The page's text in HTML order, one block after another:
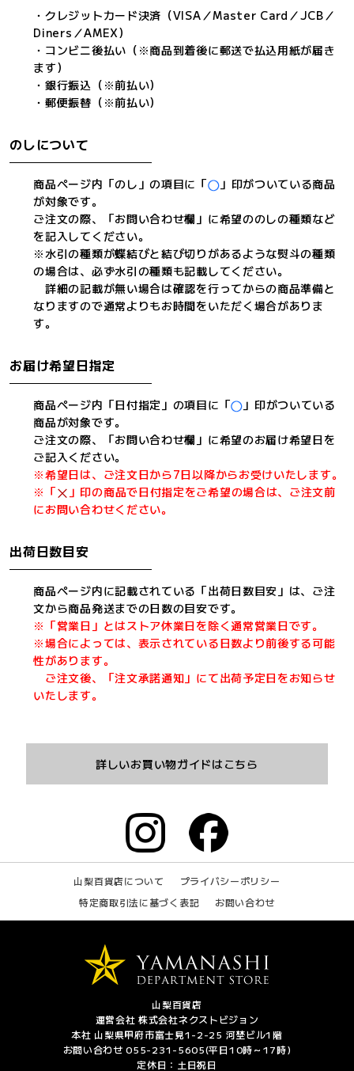
・クレジットカード決済（VISA／Master Card／JCB／
Diners／AMEX）
・コンビニ後払い（※商品到着後に郵送で払込用紙が届き
ます）
・銀行振込（※前払い）
・郵便振替（※前払い）
のしについて
商品ページ内「のし」の項目に「
」印がついている商品
が対象です。
ご注文の際、「お問い合わせ欄」に希望ののしの種類など
を記入してください。
※水引の種類が蝶結びと結び切りがあるような熨斗の種類
の場合は、必ず水引の種類も記載してください。
詳細の記載が無い場合は確認を行ってからの商品準備と
なりますので通常よりもお時間をいただく場合がありま
す。
お届け希望日指定
商品ページ内「日付指定」の項目に「
」印がついている
商品が対象です。
ご注文の際、「お問い合わせ欄」に希望のお届け希望日を
ご記入ください。
※希望日は、ご注文日から7日以降からお受けいたします。
※「
」印の商品で日付指定をご希望の場合は、ご注文前
にお問い合わせください。
出荷日数目安
商品ページ内に記載されている「出荷日数目安」は、ご注
文から商品発送までの日数の目安です。
※「営業日」とはストア休業日を除く通常営業日です。
※場合によっては、表示されている日数より前後する可能
性があります。
ご注文後、「注文承諾通知」にて出荷予定日をお知らせ
いたします。
詳しいお買い物ガイドはこちら
山梨百貨店について
プライバシーポリシー
特定商取引法に基づく表記
お問い合わせ
山梨百貨店
運営会社 株式会社ネクストビジョン
本社 山梨県甲府市富士見1-2-25 河埜ビル1階
お問い合わせ 055-231-5605(平日10時～17時)
定休日：土日祝日